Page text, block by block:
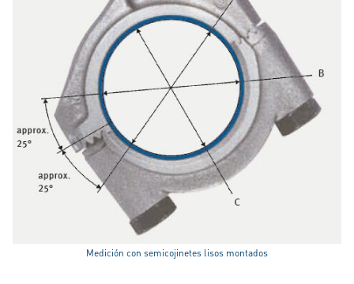
Medición con semicojinetes lisos montados